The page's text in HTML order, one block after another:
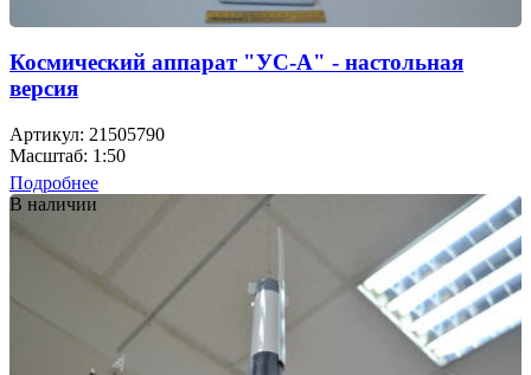
Космический аппарат "УС-А" - настольная
версия
Артикул: 21505790
Масштаб: 1:50
Подробнее
В наличии